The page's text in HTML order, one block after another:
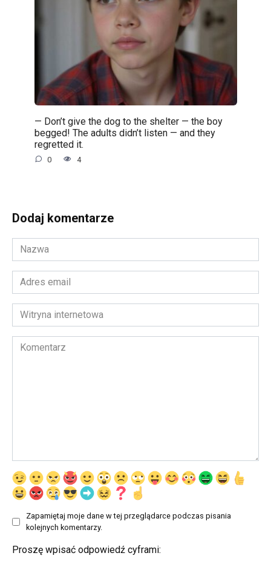
— Don’t give the dog to the shelter — the boy
begged! The adults didn’t listen — and they
regretted it.
0 4
Dodaj komentarze
Nazwa
*
Adres
email
*Witryna
internetowa
Komentarz
Zapamiętaj moje dane w tej przeglądarce podczas pisania
kolejnych komentarzy.
Proszę wpisać odpowiedź cyframi: